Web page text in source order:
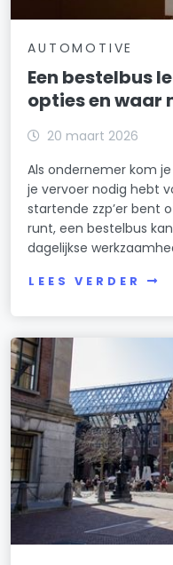
AUTOMOTIVE
Een bestelbus
opties en waar
20 maart 2026
Als ondernemer kom
je vervoer nodig hebt
startende zzp’er bent
runt, een bestelbus
dagelijkse
LEES VERDER